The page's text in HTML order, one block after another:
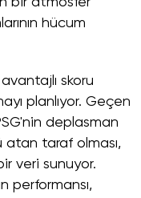
hücum
skoru
planlıyor. Geçen
deplasman
atan taraf olması,
veri sunuyor.
performansı,